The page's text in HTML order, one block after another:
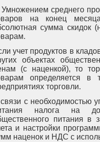
среднего
на конец
сумма скидок
учет продуктов в
объектах
(с наценкой), то
определяется
торговли.
с необходимостью
налога на
питания в
и настройки
наценок и НДС с